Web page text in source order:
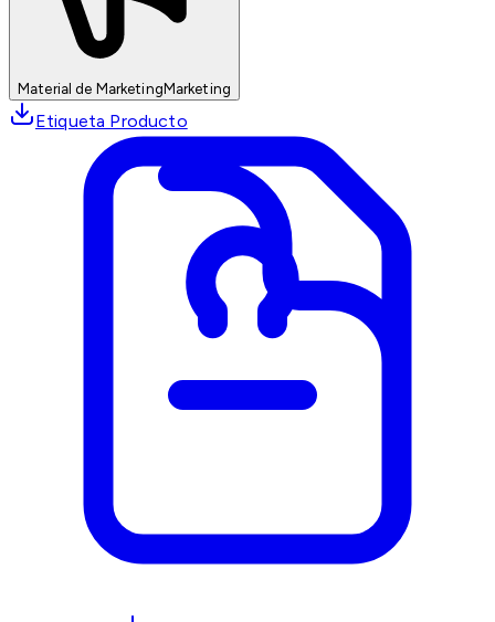
Material de MarketingMarketing
Etiqueta Producto